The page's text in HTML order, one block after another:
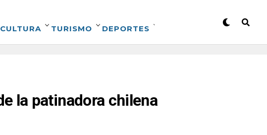
CULTURA TURISMO DEPORTES
la patinadora chilena